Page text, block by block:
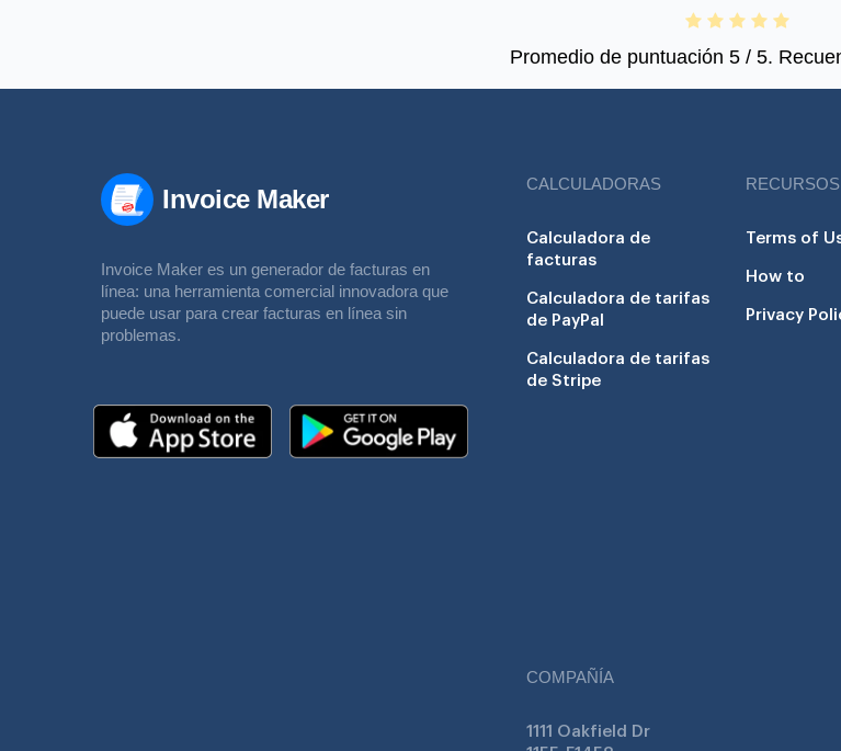
Promedio de puntuación 5/ 5.
Invoice Maker
Invoice Maker es un generador de facturas en
línea: una herramienta comercial innovadora que
puede usar para crear facturas en línea sin
problemas.
CALCULADORAS
Calculadora de
facturas
Calculadora de tarifas
de PayPal
Calculadora de tarifas
de Stripe
RECURSOS
Terms of
How to
Privacy
COMPAÑÍA
1111 Oakfield Dr